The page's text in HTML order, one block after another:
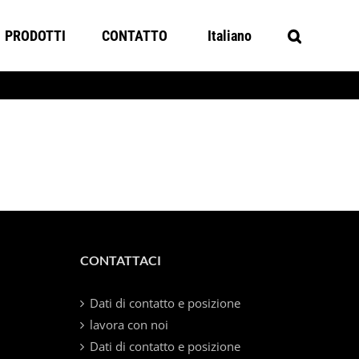
PRODOTTI CONTATTO Italiano
CONTATTACI
Dati di contatto e posizione
lavora con noi
Dati di contatto e posizione